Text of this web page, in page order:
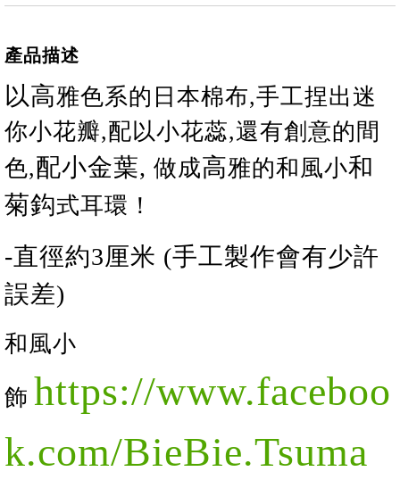
產品描述
以高雅色系的日本棉布,手工捏出迷
你小花瓣,配以小花蕊,還有創意的間
色,配小金葉, 做成高雅的和風小和
菊鈎式耳環！
-直徑約3厘米 (手工製作會有少許
誤差)
和風小
飾 https://www.faceboo
k.com/BieBie.Tsuma